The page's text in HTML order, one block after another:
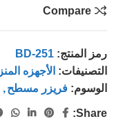
Compare
رمز المنتج: BD-251
التصنيفات: الأجهزه
الوسوم: فريزر مسطح,
Share: